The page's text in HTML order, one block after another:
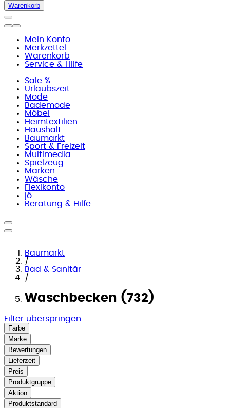
Warenkorb
Mein Konto
Merkzettel
Warenkorb
Service & Hilfe
Sale %
Urlaubszeit
Mode
Bademode
Möbel
Heimtextilien
Haushalt
Baumarkt
Sport & Freizeit
Multimedia
Spielzeug
Marken
Wäsche
Flexikonto
jö
Beratung & Hilfe
Baumarkt
/
Bad & Sanitär
/
Waschbecken (732)
Filter überspringen
Farbe
Marke
Bewertungen
Lieferzeit
Preis
Produktgruppe
Aktion
Produktstandard